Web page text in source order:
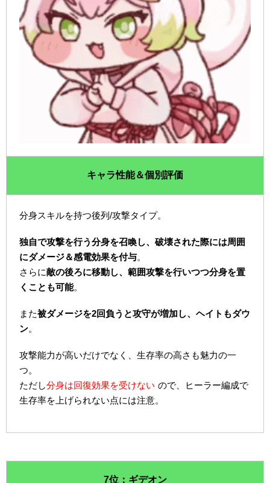
キャラ性能＆個別評価
分身スキルを持つ後列/攻撃タイプ。
独自で攻撃を行う分身を召喚し、破壊された際には周囲
にダメージ＆感電効果を付与。
さらに敵の後ろに移動し、範囲攻撃を行いつつ分身を置
くことも可能。
また被ダメージを2回負うと攻守が増加し、ヘイトもダウ
ン。
攻撃能力が高いだけでなく、生存率の高さも魅力の一
つ。
ただし分身は回復効果を受けない ので、ヒーラー編成で
生存率を上げられない点には注意。
7位：ギデオン